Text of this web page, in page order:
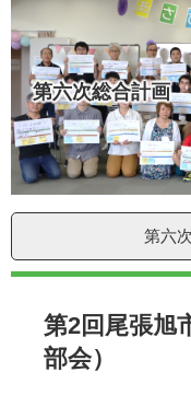
文
へ
第六次総合計画
第六
本
第2回尾張旭
部会）